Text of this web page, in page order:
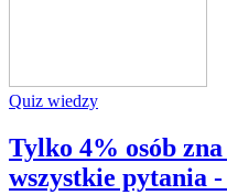
Quiz wiedzy
Tylko 4% osób
wszystkie pytania -